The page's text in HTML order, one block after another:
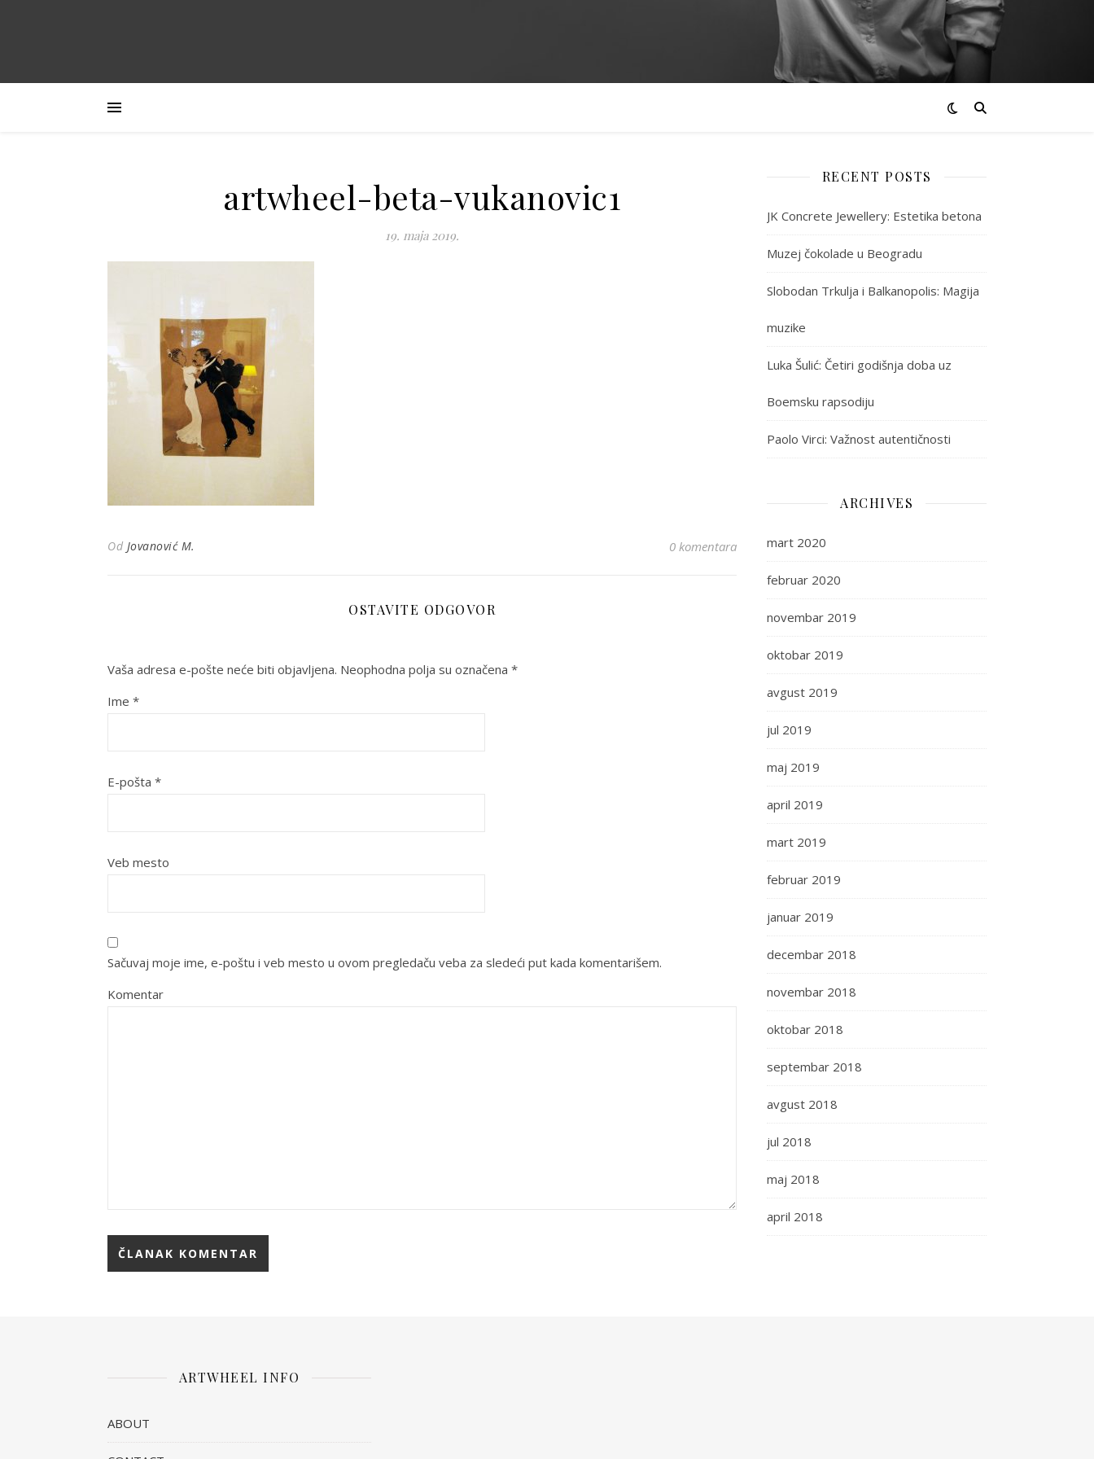
artwheel-beta-vukanovic1
19. maja 2019.
Od Jovanović M. 0 komentara
OSTAVITE ODGOVOR
Vaša adresa e-pošte neće biti objavljena. Neophodna polja su označena *
Ime *
E-pošta *
Veb mesto
Sačuvaj moje ime, e-poštu i veb mesto u ovom pregledaču veba za sledeći put kada komentarišem.
Komentar
RECENT POSTS
JK Concrete Jewellery: Estetika betona
Muzej čokolade u Beogradu
Slobodan Trkulja i Balkanopolis: Magija
muzike
Luka Šulić: Četiri godišnja doba uz
Boemsku rapsodiju
Paolo Virci: Važnost autentičnosti
ARCHIVES
mart 2020
februar 2020
novembar 2019
oktobar 2019
avgust 2019
jul 2019
maj 2019
april 2019
mart 2019
februar 2019
januar 2019
decembar 2018
novembar 2018
oktobar 2018
septembar 2018
avgust 2018
jul 2018
maj 2018
april 2018
ARTWHEEL INFO
ABOUT